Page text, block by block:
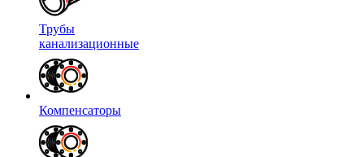
Трубы
канализационные
Компенсаторы